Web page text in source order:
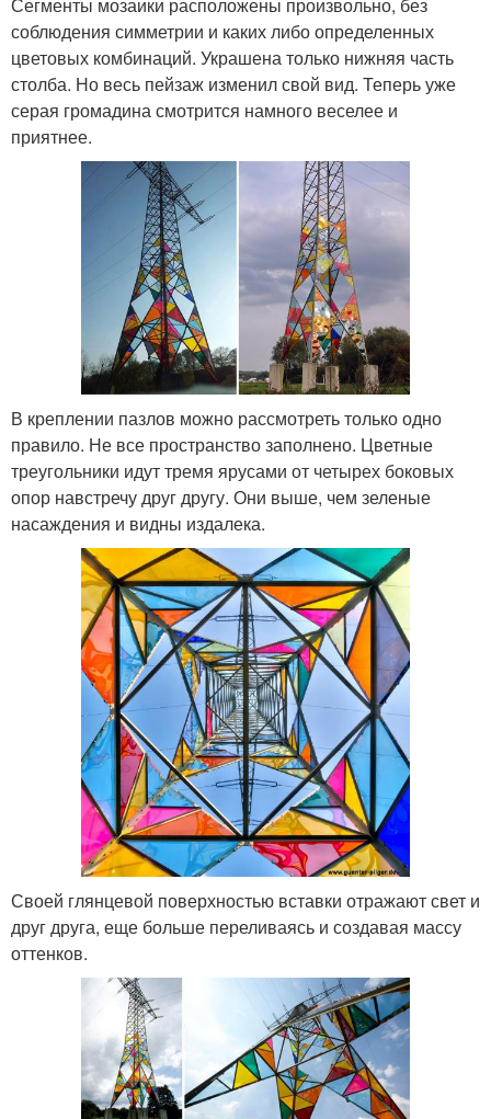
соблюдения симметрии и каких либо определенных
цветовых комбинаций. Украшена только нижняя часть
столба. Но весь пейзаж изменил свой вид. Теперь уже
серая громадина смотрится намного веселее и
приятнее.
В креплении пазлов можно рассмотреть только одно
правило. Не все пространство заполнено. Цветные
треугольники идут тремя ярусами от четырех боковых
опор навстречу друг другу. Они выше, чем зеленые
насаждения и видны издалека.
Своей глянцевой поверхностью вставки отражают свет и
друг друга, еще больше переливаясь и создавая массу
оттенков.